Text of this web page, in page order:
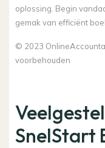
oplossing. Begin
gemak van efficiënt
© 2023
voorbehouden
SnelStart